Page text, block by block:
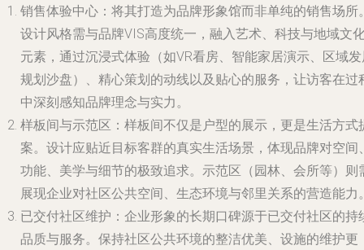
销售体验中心 ：将其打造为品牌形象馆而非单纯的销售场所
设计风格需与品牌VIS高度统一，融入艺术、科技与地域文
元素，通过沉浸式体验（如VR看房、智能家居演示、区域
规划沙盘）、精心策划的动线以及贴心的服务，让访客在过
中深刻感知品牌理念与实力。
样板间与示范区 ：样板间不仅是户型的展示，更是生活方式
案。设计应贴近目标客群的真实生活场景，体现品牌对空间
功能、美学与细节的极致追求。示范区（园林、会所等）则
展现企业对社区公共空间、生态环境与邻里关系的营造能力
已交付社区维护 ：企业形象的长期口碑源于已交付社区的持
品质与服务。保持社区公共环境的整洁优美、设施的维护更